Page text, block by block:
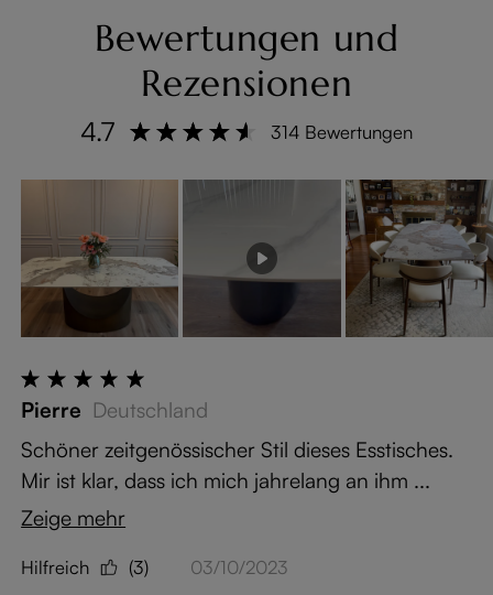
Bewertungen und
Rezensionen
4.7 314 Bewertungen
Pierre Deutschland
Schöner zeitgenössischer Stil dieses Esstisches.
Mir ist klar, dass ich mich jahrelang an ihm ...
Zeige mehr
Hilfreich (3) 03/10/2023